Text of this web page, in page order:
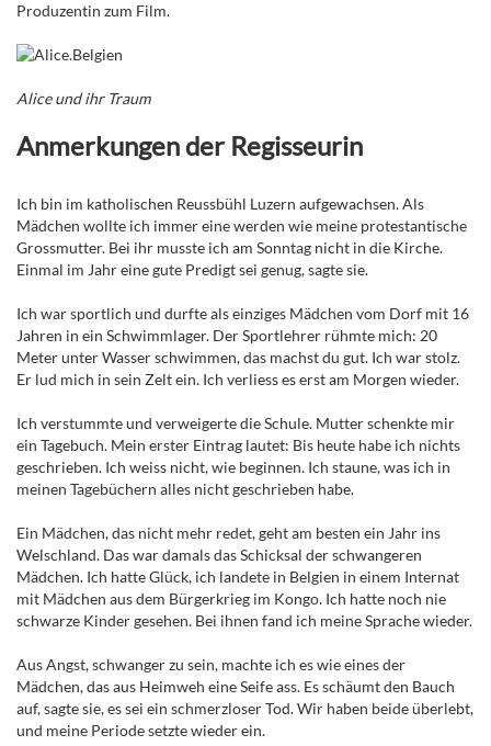
Produzentin zum Film.
Alice und ihr Traum
Anmerkungen der Regisseurin
Ich bin im katholischen Reussbühl Luzern aufgewachsen. Als
Mädchen wollte ich immer eine werden wie meine protestantische
Grossmutter. Bei ihr musste ich am Sonntag nicht in die Kirche.
Einmal im Jahr eine gute Predigt sei genug, sagte sie.
Ich war sportlich und durfte als einziges Mädchen vom Dorf mit 16
Jahren in ein Schwimmlager. Der Sportlehrer rühmte mich: 20
Meter unter Wasser schwimmen, das machst du gut. Ich war stolz.
Er lud mich in sein Zelt ein. Ich verliess es erst am Morgen wieder.
Ich verstummte und verweigerte die Schule. Mutter schenkte mir
ein Tagebuch. Mein erster Eintrag lautet: Bis heute habe ich nichts
geschrieben. Ich weiss nicht, wie beginnen. Ich staune, was ich in
meinen Tagebüchern alles nicht geschrieben habe.
Ein Mädchen, das nicht mehr redet, geht am besten ein Jahr ins
Welschland. Das war damals das Schicksal der schwangeren
Mädchen. Ich hatte Glück, ich landete in Belgien in einem Internat
mit Mädchen aus dem Bürgerkrieg im Kongo. Ich hatte noch nie
schwarze Kinder gesehen. Bei ihnen fand ich meine Sprache wieder.
Aus Angst, schwanger zu sein, machte ich es wie eines der
Mädchen, das aus Heimweh eine Seife ass. Es schäumt den Bauch
auf, sagte sie, es sei ein schmerzloser Tod. Wir haben beide überlebt,
und meine Periode setzte wieder ein.